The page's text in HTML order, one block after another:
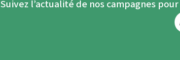
Suivez l’actualité de nos campagnes